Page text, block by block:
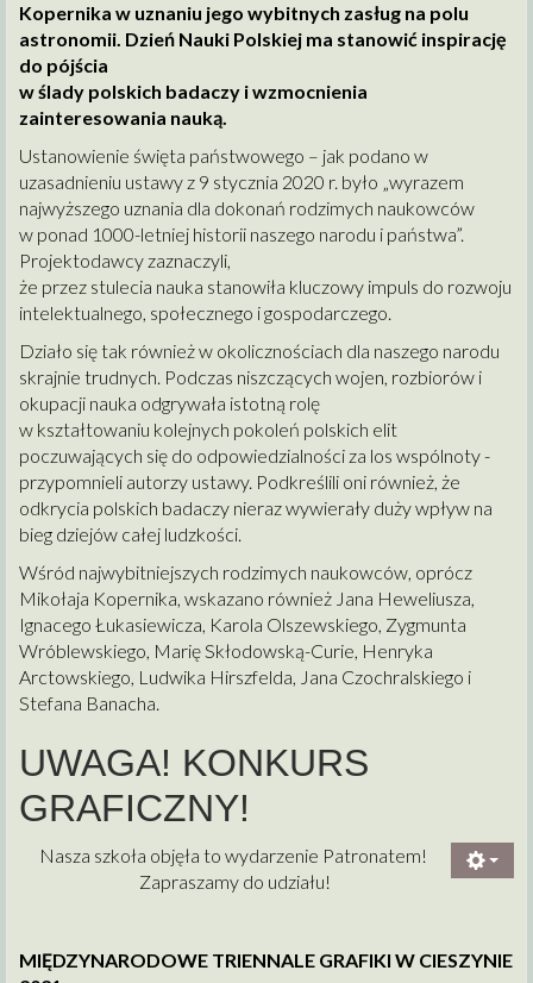
Kopernika w uznaniu jego wybitnych zasług na polu
astronomii. Dzień Nauki Polskiej ma stanowić inspirację
do pójścia
w ślady polskich badaczy i wzmocnienia
zainteresowania nauką.
Ustanowienie święta państwowego – jak podano w
uzasadnieniu ustawy z 9 stycznia 2020 r. było „wyrazem
najwyższego uznania dla dokonań rodzimych naukowców
w ponad 1000-letniej historii naszego narodu i państwa”.
Projektodawcy zaznaczyli,
że przez stulecia nauka stanowiła kluczowy impuls do rozwoju
intelektualnego, społecznego i gospodarczego.
Działo się tak również w okolicznościach dla naszego narodu
skrajnie trudnych. Podczas niszczących wojen, rozbiorów i
okupacji nauka odgrywała istotną rolę
w kształtowaniu kolejnych pokoleń polskich elit
poczuwających się do odpowiedzialności za los wspólnoty -
przypomnieli autorzy ustawy. Podkreślili oni również, że
odkrycia polskich badaczy nieraz wywierały duży wpływ na
bieg dziejów całej ludzkości.
Wśród najwybitniejszych rodzimych naukowców, oprócz
Mikołaja Kopernika, wskazano również Jana Heweliusza,
Ignacego Łukasiewicza, Karola Olszewskiego, Zygmunta
Wróblewskiego, Marię Skłodowską-Curie, Henryka
Arctowskiego, Ludwika Hirszfelda, Jana Czochralskiego i
Stefana Banacha.
UWAGA! KONKURS
GRAFICZNY!
Nasza szkoła objęła to wydarzenie Patronatem!
Zapraszamy do udziału!
MIĘDZYNARODOWE TRIENNALE GRAFIKI W CIESZYNIE